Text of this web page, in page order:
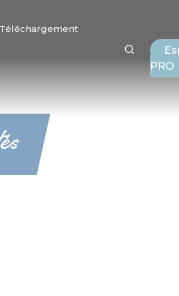
Téléchargement
PRO